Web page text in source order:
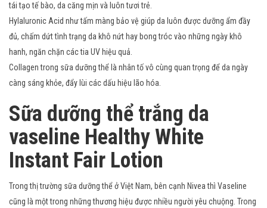
tái tạo tế bào, da căng mịn và luôn tươi trẻ.
Hylaluronic Acid như tấm màng bảo vệ giúp da luôn được dưỡng ẩm đầy
đủ, chấm dứt tình trạng da khô nứt hay bong tróc vào những ngày khô
hanh, ngăn chặn các tia UV hiệu quả.
Collagen trong sữa dưỡng thể là nhân tố vô cùng quan trọng để da ngày
càng sáng khỏe, đẩy lùi các dấu hiệu lão hóa.
Sữa dưỡng thể trắng da
vaseline Healthy White
Instant Fair Lotion
Trong thị trường sữa dưỡng thể ở Việt Nam, bên cạnh Nivea thì Vaseline
cũng là một trong những thương hiệu được nhiều người yêu chuộng. Trong